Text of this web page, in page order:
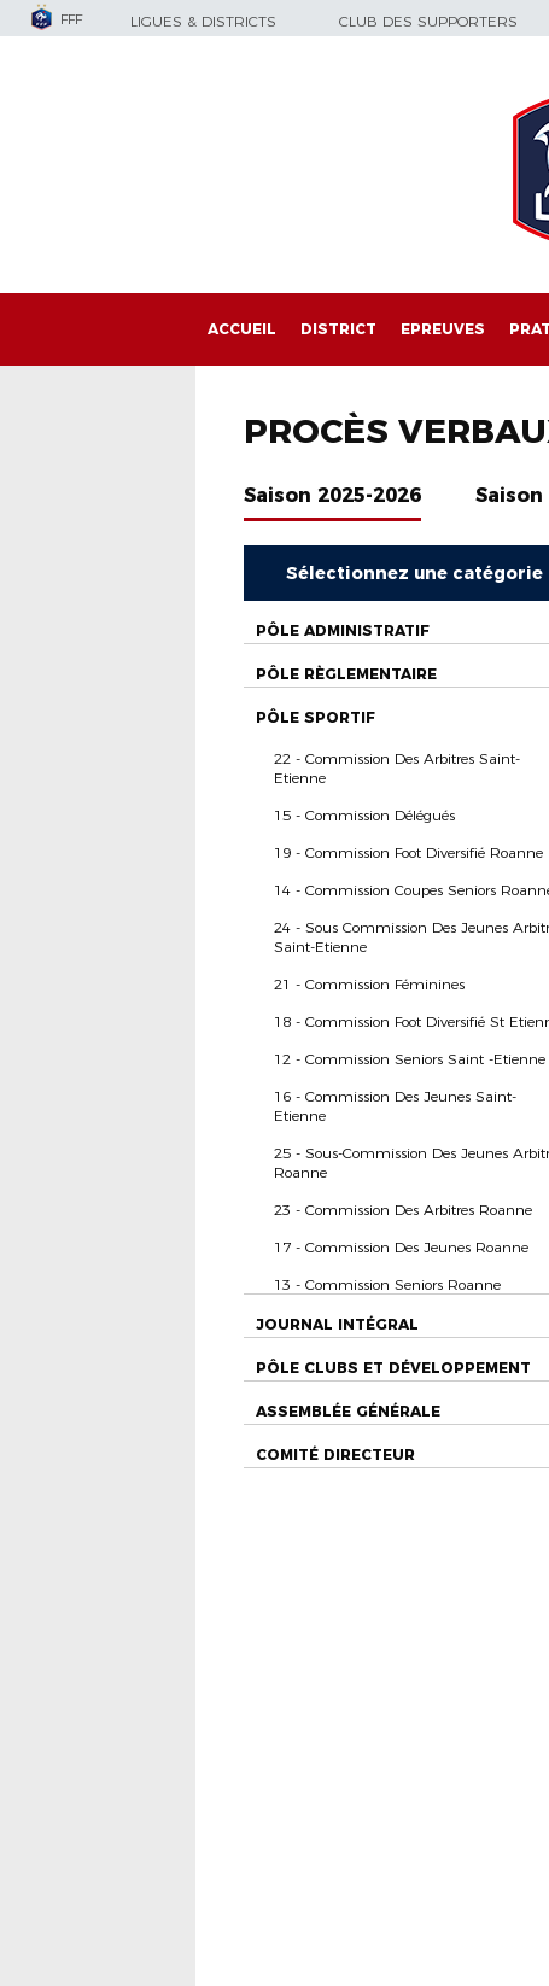
FFF LIGUES & DISTRICTS CLUB DES SUPPORTERS
ACCUEIL DISTRICT EPREUVES
PROCÈS
Saison 2025-2026 Saison
Sélectionnez une catégorie
PÔLE ADMINISTRATIF
PÔLE RÈGLEMENTAIRE
PÔLE SPORTIF
22 - Commission Des Arbitres Saint-
Etienne
15 - Commission Délégués
19 - Commission Foot Diversifié Roanne
14 - Commission Coupes Seniors
24 - Sous Commission Des Jeunes
Saint-Etienne
21 - Commission Féminines
18 - Commission Foot Diversifié St
12 - Commission Seniors Saint -Etienne
16 - Commission Des Jeunes Saint-
Etienne
25 - Sous-Commission Des Jeunes
Roanne
23 - Commission Des Arbitres Roanne
17 - Commission Des Jeunes Roanne
13 - Commission Seniors Roanne
JOURNAL INTÉGRAL
PÔLE CLUBS ET DÉVELOPPEMENT
ASSEMBLÉE GÉNÉRALE
COMITÉ DIRECTEUR